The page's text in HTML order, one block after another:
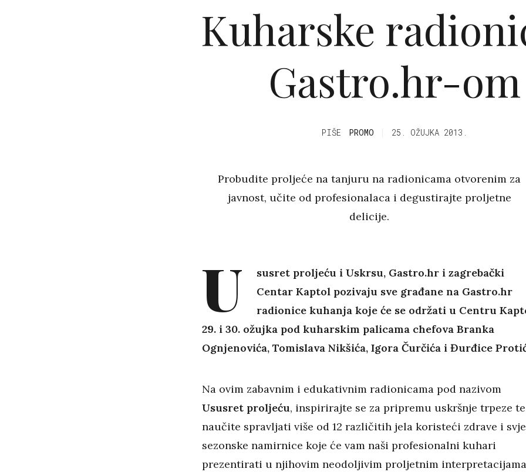
Kuharske
Gastro.hr-om
PIŠE PROMO 25. OŽUJKA 2013.
Probudite proljeće na tanjuru na radionicama otvorenim za
javnost, učite od profesionalaca i degustirajte proljetne
delicije.
U
susret proljeću i Uskrsu, Gastro.hr i zagrebački
Centar Kaptol pozivaju sve građane na Gastro.hr
radionice kuhanja koje će se održati u Centru
29. i 30. ožujka pod kuharskim palicama chefova Branka
Ognjenovića, Tomislava Nikšića, Igora Čurčića i Đurđice
Na ovim zabavnim i edukativnim radionicama pod nazivom
Ususret proljeću, inspirirajte se za pripremu uskršnje trpeze te
naučite spravljati više od 12 različitih jela koristeći zdrave i
sezonske namirnice koje će vam naši profesionalni kuhari
prezentirati u njihovim neodoljivim proljetnim